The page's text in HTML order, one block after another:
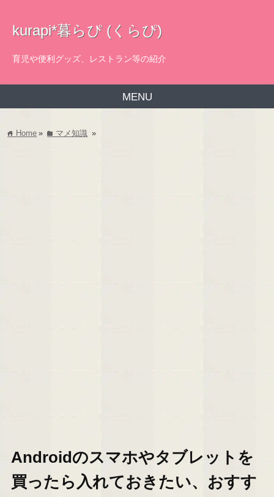
kurapi*暮らぴ (くらぴ)
育児や便利グッズ、レストラン等の紹介
MENU
home Home » folder マメ知識 »
Androidのスマホやタブレットを
買ったら入れておきたい、おすす